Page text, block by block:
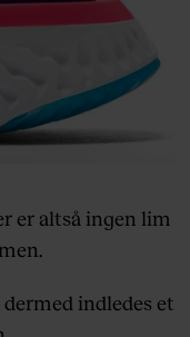
er altså ingen lim
dermed indledes et